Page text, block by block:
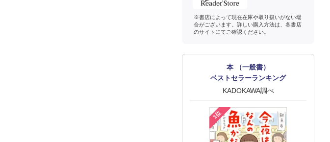
※書店によって現在在庫や取り扱いがない場
合がございます。詳しい購入方法は、各書店
のサイトにてご確認ください。
本 （一般書）
ベストセラーランキング
KADOKAWA調べ
1位